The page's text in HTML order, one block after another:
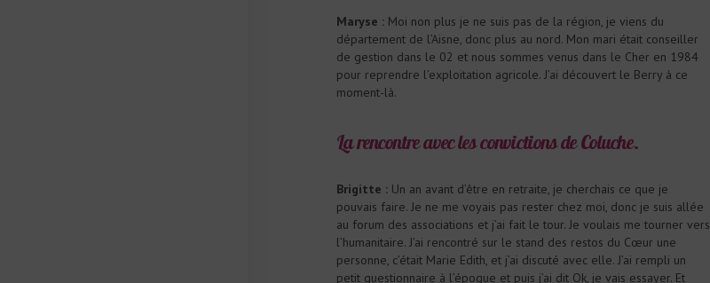
Maryse : Moi non plus je ne suis pas de la région, je viens du
département de l’Aisne, donc plus au nord. Mon mari était conseiller
de gestion dans le 02 et nous sommes venus dans le Cher en 1984
pour reprendre l’exploitation agricole. J’ai découvert le Berry à ce
moment-là.
La rencontre avec les convictions de Coluche.
Brigitte : Un an avant d’être en retraite, je cherchais ce que je
pouvais faire. Je ne me voyais pas rester chez moi, donc je suis allée
au forum des associations et j’ai fait le tour. Je voulais me tourner vers
l’humanitaire. J’ai rencontré sur le stand des restos du Cœur une
personne, c’était Marie Edith, et j’ai discuté avec elle. J’ai rempli un
petit questionnaire à l’époque et puis j’ai dit Ok, je vais essayer. Et